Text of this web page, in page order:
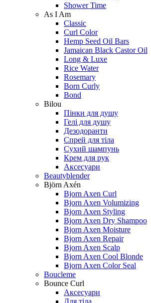
Shower Time
As I Am
Classic
Curl Color
Hemp Seed Oil Bars
Jamaican Black Castor Oil
Long & Luxe
Rice Water
Rosemary
Born Curly
Bond
Bilou
Пінки для душу
Гелі для душу
Дезодоранти
Спрей для тіла
Сухий шампунь
Крем для рук
Аксесуари
Beautyblender
Björn Axén
Bjorn Axen Curl
Bjorn Axen Volumizing
Bjorn Axen Styling
Bjorn Axen Dry Shampoo
Bjorn Axen Moisture
Bjorn Axen Repair
Bjorn Axen Scalp
Bjorn Axen Cool Blonde
Bjorn Axen Color Seal
Boucleme
Bounce Curl
Аксесуари
Для тіла